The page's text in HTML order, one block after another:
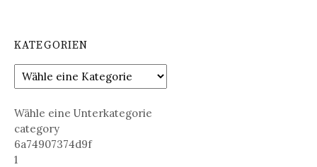
KATEGORIEN
Wähle eine Unterkategorie
category
6a74907374d9f
1